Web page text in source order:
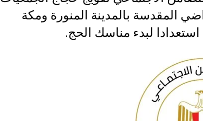
المقدسة بالمدينة المنورة ومكة
استعدادا لبدء مناسك الحج.